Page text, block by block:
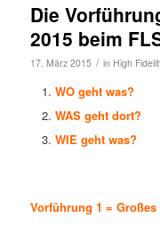
Die
2015 beim
17. März 2015 / in High
WO geht was?
WAS geht dort?
WIE geht was?
Vorführung 1 =